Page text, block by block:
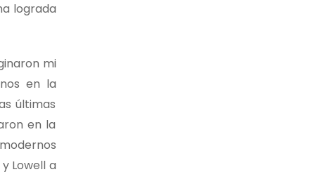
lograda
mi
en la
últimas
en la
Lowell a